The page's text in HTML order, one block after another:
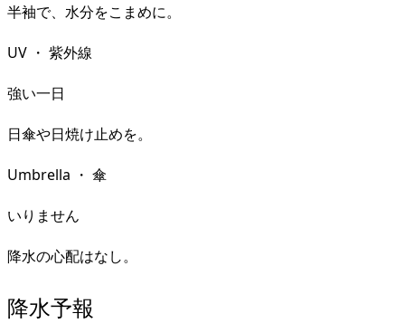
半袖で、水分をこまめに。
UV ・ 紫外線
強い一日
日傘や日焼け止めを。
Umbrella ・ 傘
いりません
降水の心配はなし。
降水予報